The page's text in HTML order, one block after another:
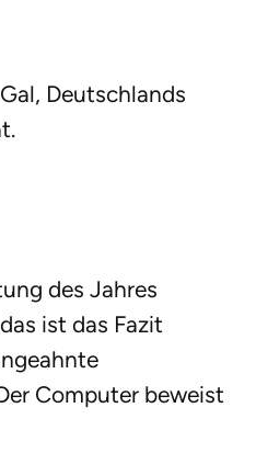
Deutschlands
des Jahres
ist das Fazit
Computer beweist